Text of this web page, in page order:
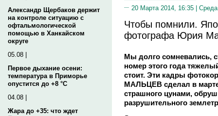
Александр Щербаков держит
на контроле ситуацию с
офтальмологической
помощью в Ханкайском
округе
05.08 |
Первое дыхание осени:
температура в Приморье
опустится до +8 °C
04.08 |
Жара до +35: что ждет
20 Марта 2014, 16:35 | Среда
Чтобы помнили.
фотографа Юрия
Мы долго сомневались,
номер этого года
стоит. Эти кадры
МАЛЬЦЕВ сделал в марте
страшного цунами,
разрушительного